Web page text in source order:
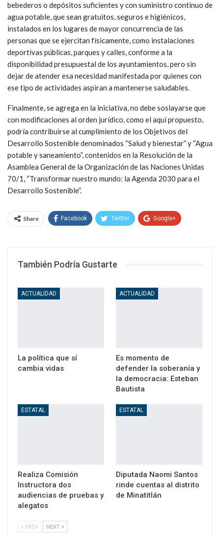
bebederos o depósitos suficientes y con suministro continuo de
agua potable, que sean gratuitos, seguros e higiénicos,
instalados en los lugares de mayor concurrencia de las
personas que se ejercitan físicamente, como instalaciones
deportivas públicas, parques y calles, conforme a la
disponibilidad presupuestal de los ayuntamientos, pero sin
dejar de atender esa necesidad manifestada por quienes con
ese tipo de actividades aspiran a mantenerse saludables.
Finalmente, se agrega en la iniciativa, no debe soslayarse que
con modificaciones al orden jurídico, como el aquí propuesto,
podría contribuirse al cumplimiento de los Objetivos del
Desarrollo Sostenible denominados “Salud y bienestar” y “Agua
potable y saneamiento”, contenidos en la Resolución de la
Asamblea General de la Organización de las Naciones Unidas
70/1, “Transformar nuestro mundo: la Agenda 2030 para el
Desarrollo Sostenible”.
Share Facebook Twitter Google+
También Podría Gustarte
ACTUALIDAD
La política que sí
cambia vidas
ACTUALIDAD
Es momento de
defender la soberanía y
la democracia: Esteban
Bautista
ESTATAL
Realiza Comisión
Instructora dos
audiencias de pruebas y
alegatos
ESTATAL
Diputada Naomi Santos
rinde cuentas al distrito
de Minatitlán
PREV NEXT